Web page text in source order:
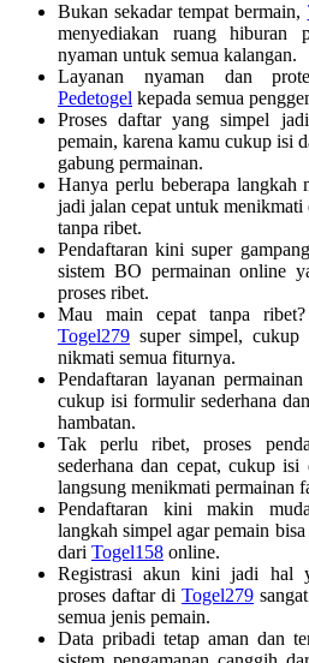
Bukan sekadar tempat bermain,
menyediakan ruang hiburan
nyaman untuk semua kalangan.
Layanan nyaman dan
Pedetogel kepada semua
Proses daftar yang simpel
pemain, karena kamu cukup isi
gabung permainan.
Hanya perlu beberapa langkah
jadi jalan cepat untuk
tanpa ribet.
Pendaftaran kini super
sistem BO permainan online
proses ribet.
Mau main cepat tanpa
Togel279 super simpel, cukup
nikmati semua fiturnya.
Pendaftaran layanan
cukup isi formulir sederhana
hambatan.
Tak perlu ribet, proses
sederhana dan cepat, cukup isi
langsung menikmati permainan
Pendaftaran kini makin
langkah simpel agar pemain
dari Togel158 online.
Registrasi akun kini jadi hal
proses daftar di Togel279
semua jenis pemain.
Data pribadi tetap aman dan